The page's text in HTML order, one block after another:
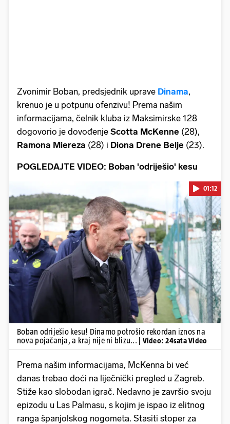
Zvonimir Boban, predsjednik uprave Dinama,
krenuo je u potpunu ofenzivu! Prema našim
informacijama, čelnik kluba iz Maksimirske 128
dogovorio je dovođenje Scotta McKenne (28),
Ramona Miereza (28) i Diona Drene Belje (23).
POGLEDAJTE VIDEO: Boban 'odriješio' kesu
Pokretanje videa...
01:12
Boban odriješio kesu! Dinamo potrošio rekordan iznos na
nova pojačanja, a kraj nije ni blizu...
| Video: 24sata Video
Prema našim informacijama, McKenna bi već
danas trebao doći na liječnički pregled u Zagreb.
Stiže kao slobodan igrač. Nedavno je završio svoju
epizodu u Las Palmasu, s kojim je ispao iz elitnog
ranga španjolskog nogometa. Stasiti stoper za